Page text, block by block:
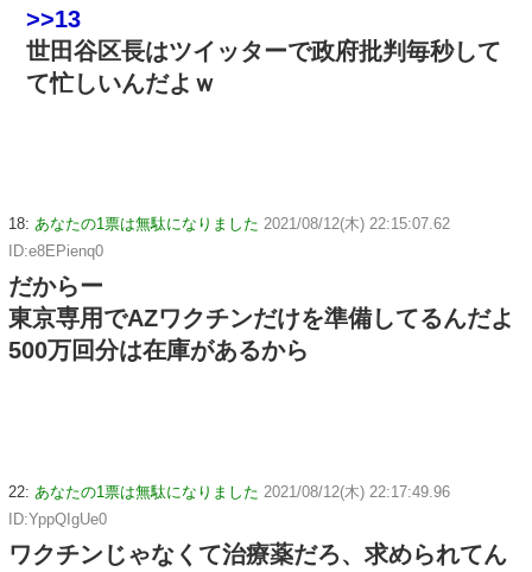
>>13
世田谷区長はツイッターで政府批判毎秒して
て忙しいんだよｗ
18: あなたの1票は無駄になりました 2021/08/12(木) 22:15:07.62
ID:e8EPienq0
だからー
東京専用でAZワクチンだけを準備してるんだよ
500万回分は在庫があるから
22: あなたの1票は無駄になりました 2021/08/12(木) 22:17:49.96
ID:YppQIgUe0
ワクチンじゃなくて治療薬だろ、求められてん